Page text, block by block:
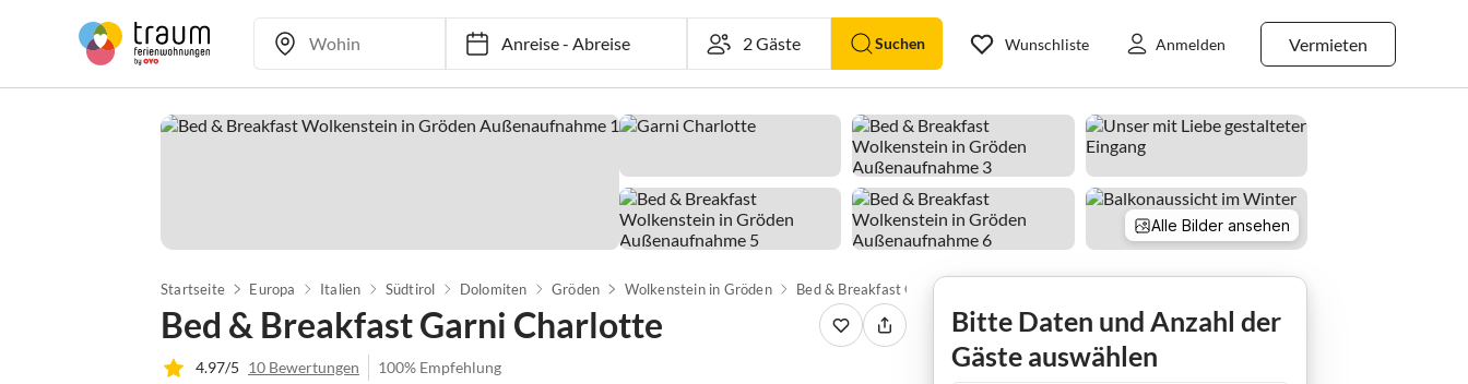
Anreise-Abreise Suchen Vermieten
Wunschliste Anmelden
Alle Bilder ansehen
Startseite Europa Italien Südtirol Dolomiten Gröden Wolkenstein in Gröden Bed & Breakfast Garni Charlotte
Bed & Breakfast Garni Charlotte
4.97/5 10 Bewertungen 100% Empfehlung
Bitte Daten und Anzahl der
Gäste auswählen